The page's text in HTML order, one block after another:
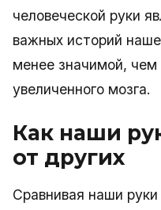
человеческой руки
важных историй
менее значимой, чем
увеличенного мозга.
Как наши
от других
Сравнивая наши